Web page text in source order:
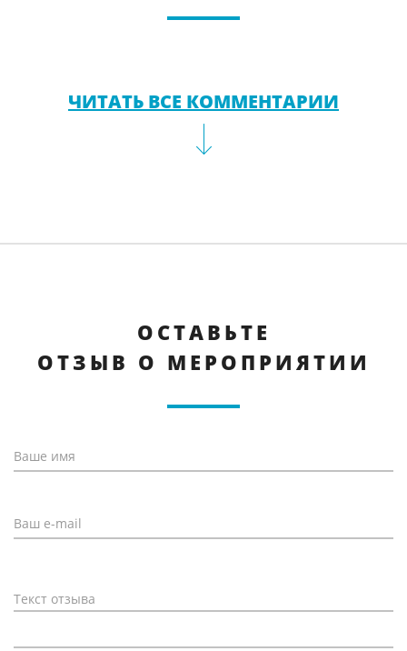
ЧИТАТЬ ВСЕ КОММЕНТАРИИ
ОСТАВЬТЕ
ОТЗЫВ О МЕРОПРИЯТИИ